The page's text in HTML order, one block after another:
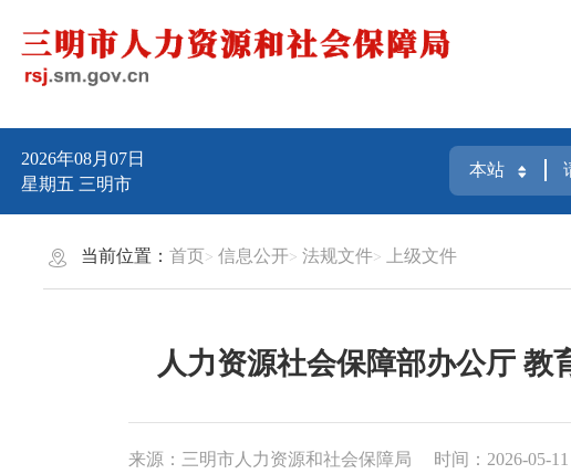
2026年08月07日
星期五 三明市
当前位置：首页 信息公开 法规文件 上级文件
人力资源社会保障部办公厅 教
来源：三明市人力资源和社会保障局 时间：2026-05-